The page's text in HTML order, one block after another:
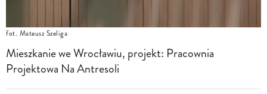
fot. Mateusz Szeliga
Mieszkanie we Wrocławiu, projekt: Pracownia
Projektowa Na Antresoli